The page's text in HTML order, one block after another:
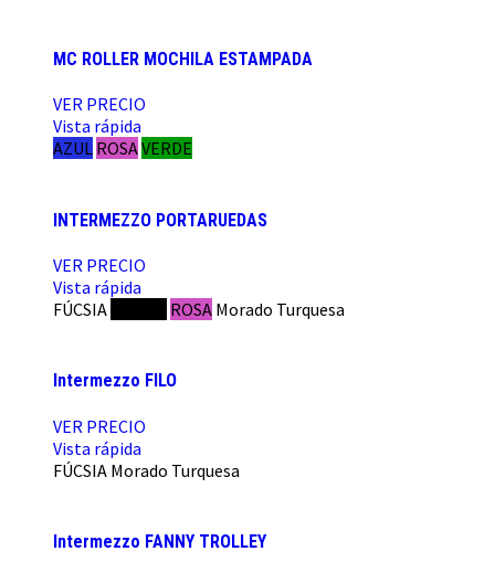
MC ROLLER MOCHILA ESTAMPADA
VER PRECIO
Vista rápida
AZUL ROSAVERDE
INTERMEZZO PORTARUEDAS
VER PRECIO
Vista rápida
FÚCSIA
ROSA Morado Turquesa
Intermezzo FILO
VER PRECIO
Vista rápida
FÚCSIA Morado Turquesa
Intermezzo FANNY TROLLEY